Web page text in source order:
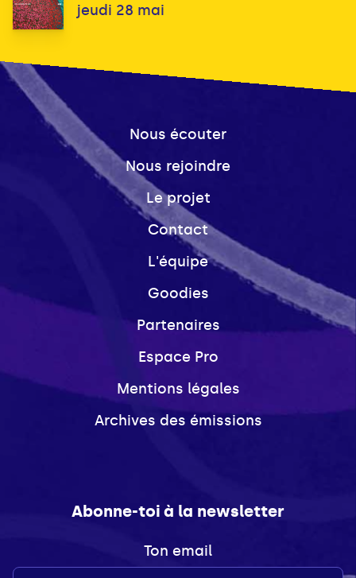
jeudi 28 mai
Nous écouter
Nous rejoindre
Le projet
Contact
L'équipe
Goodies
Partenaires
Espace Pro
Mentions légales
Archives des émissions
Abonne-toi à la newsletter
Ton email